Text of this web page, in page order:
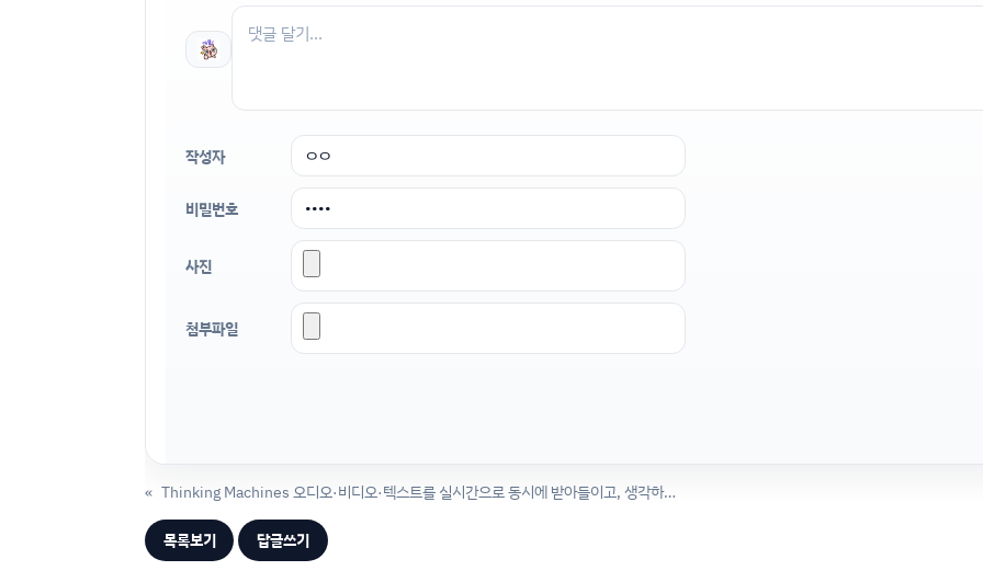
작성자
비밀번호
사진
첨부파일
« Thinking Machines 오디오·비디오·텍스트를 실시간으로 동시에 받아들이고, 생각하고, 말하고, 행동할 수 있는 모델 발표
목록보기 답글쓰기